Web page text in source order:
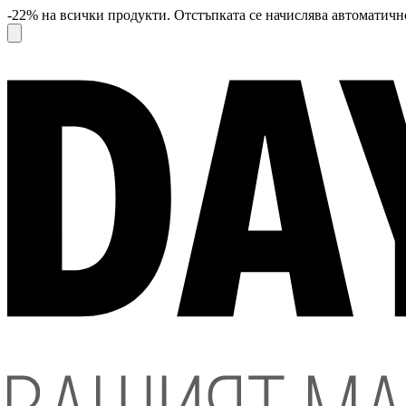
-22% на всички продукти. Отстъпката се начислява